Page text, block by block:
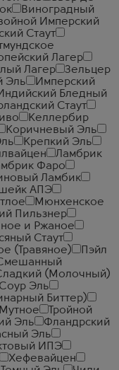
Виноградный
Имперский
Стаут
Лагер
Лагер
Зельцер
Эль
Имперский
Бледный
Стаут
Келлербир
Коричневый Эль
Крепкий Эль
Ламбрик
Фаро
Ламбик
АПЭ
Мюнхенское
Пильзнер
и Ржаное
Стаут
(Травяное)
Пэйл
(Молочный)
Соур Эль
Биттер)
Тройной
Эль
Фландрский
Эль
ИПЭ
Хефевайцен